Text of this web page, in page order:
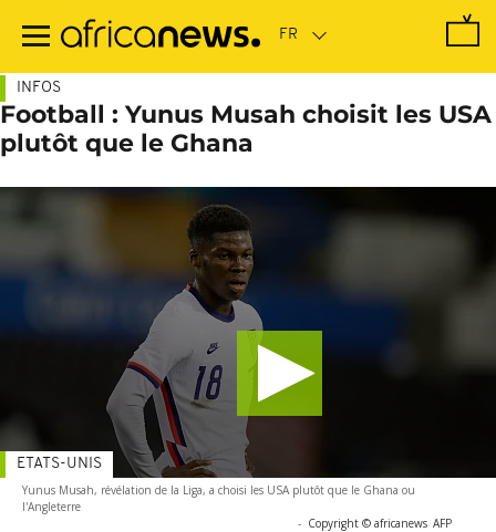
contenu
INFOS
Football : Yunus Musah choisit les USA
plutôt que le Ghana
Yunus Musah, révélation de la Liga, a choisi les USA plutôt que le Ghana ou
l'Angleterre
- Copyright © africanews AFP
ETATS-UNIS